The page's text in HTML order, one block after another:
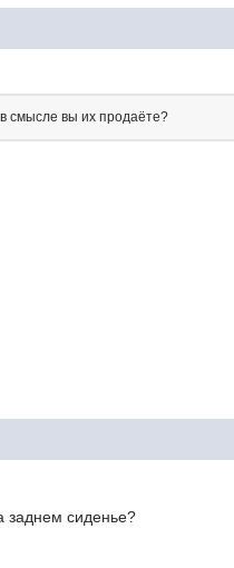
смысле вы их продаёте?
заднем сиденье?